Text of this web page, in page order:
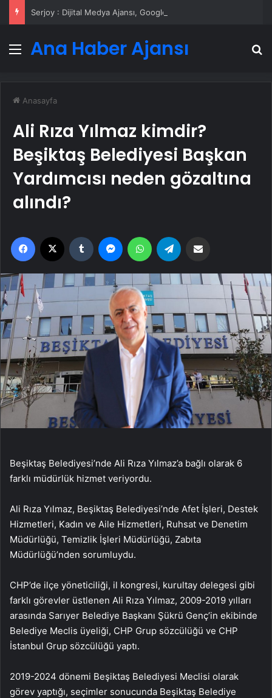
Menü
Ana Haber Ajansı
Anasayfa
Ali Rıza Yılmaz kimdir?
Beşiktaş Belediyesi Başkan
Yardımcısı neden gözaltına
alındı?
Facebook Tumblr MessengerWhatsApp
Beşiktaş Belediyesi’nde Ali Rıza Yılmaz’a bağlı olarak 6
farklı müdürlük hizmet veriyordu.
Ali Rıza Yılmaz, Beşiktaş Belediyesi’nde Afet İşleri, Destek
Hizmetleri, Kadın ve Aile Hizmetleri, Ruhsat ve Denetim
Müdürlüğü, Temizlik İşleri Müdürlüğü, Zabıta
Müdürlüğü’nden sorumluydu.
CHP’de ilçe yöneticiliği, il kongresi, kurultay delegesi gibi
farklı görevler üstlenen Ali Rıza Yılmaz, 2009-2019 yılları
arasında Sarıyer Belediye Başkanı Şükrü Genç’in ekibinde
Belediye Meclis üyeliği, CHP Grup sözcülüğü ve CHP
İstanbul Grup sözcülüğü yaptı.
2019-2024 dönemi Beşiktaş Belediyesi Meclisi olarak
görev yaptığı, seçimler sonucunda Beşiktaş Belediye